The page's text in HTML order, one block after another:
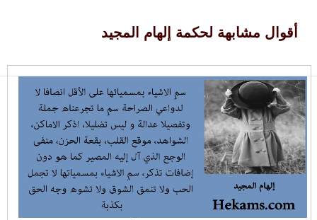
أقوال مشابهة لحكمة إلهام المجيد